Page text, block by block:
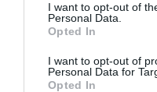
I want to opt-out of
Personal Data.
Opted In
I want to opt-out of
Personal Data for
Opted In
Fredag-Köttfärspirog i
någon krydda i
det bra att skippa